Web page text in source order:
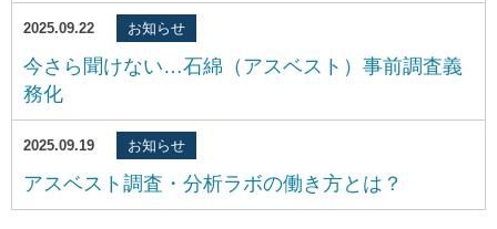
2025.09.22 お知らせ
今さら聞けない…石綿（アスベスト）事前調査義
務化
2025.09.19 お知らせ
アスベスト調査・分析ラボの働き方とは？